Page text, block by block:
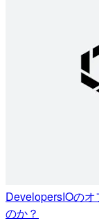
DevelopersIOの
のか？